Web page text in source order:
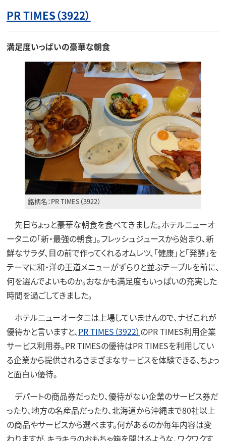
PR TIMES（3922）
満足度いっぱいの豪華な朝食
銘柄名：PR TIMES（3922）
先日ちょっと豪華な朝食を食べてきました。ホテルニューオ
ータニの「新・最強の朝食」。フレッシュジュースから始まり、新
鮮なサラダ、目の前で作ってくれるオムレツ、「健康」と「発酵」を
テーマに和・洋の王道メニューがずらりと並ぶテーブルを前に、
何を選んでよいものか。おなかも満足度もいっぱいの充実した
時間を過ごしてきました。
ホテルニューオータニは上場していませんので、ナゼこれが
優待かと言いますと、 PR TIMES（3922） のPR TIMES利用企業
サービス利用券。PR TIMESの優待はPR TIMESを利用してい
る企業から提供されるさまざまなサービスを体験できる、ちょっ
と面白い優待。
デパートの商品券だったり、優待がない企業のサービス券だ
ったり、地方の名産品だったり、北海道から沖縄まで80社以上
の商品やサービスから選べます。何があるのか毎年内容は変
わりますが、キラキラのおもちゃ箱を開けるような、ワクワクす